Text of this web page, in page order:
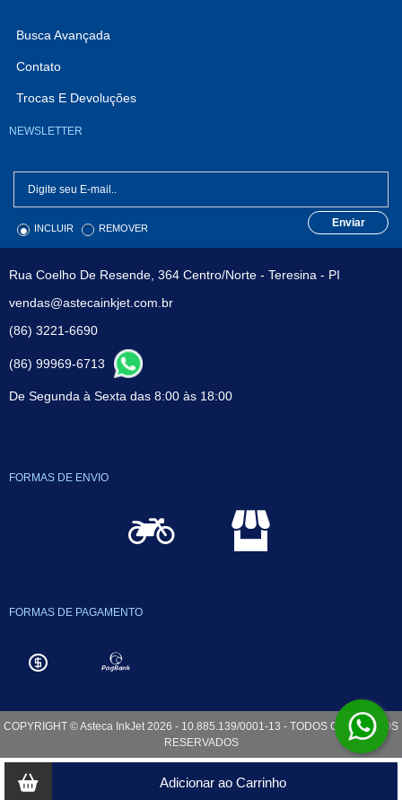
Adicionar ao Carrinho
Busca Avançada
Contato
Trocas E Devoluções
NEWSLETTER
INCLUIR REMOVER Enviar
Rua Coelho De Resende, 364 Centro/Norte - Teresina - PI
vendas@astecainkjet.com.br
(86) 3221-6690
(86) 99969-6713
De Segunda à Sexta das 8:00 às 18:00
FORMAS DE ENVIO
FORMAS DE PAGAMENTO
COPYRIGHT © Asteca InkJet 2026 - 10.885.139/0001-13 - TODOS OS DIREITOS
RESERVADOS